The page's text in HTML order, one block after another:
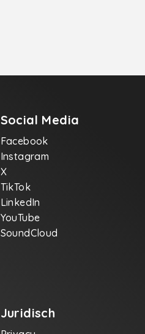
Social Media
Facebook
Instagram
X
TikTok
LinkedIn
YouTube
SoundCloud
Juridisch